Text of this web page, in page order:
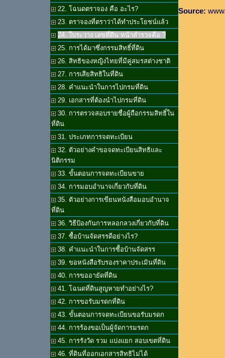
22. โฉนดตราจอง คือ อะไร?
23. ตราจองที่ตราว่าได้ทำประโยชน์แล้ว
24. ใบระวาง เลขที่ดิน หน้าสำรวจคือ ?
25. การได้มาซึ่งกรรมสิทธิ์ที่ดิน
26. สิทธิของหญิงไทยที่มีคู่สมรสต่างชาติ
27. การเสียสิทธิในที่ดิน
28. คำแนะนำในการไปกรมที่ดิน
29. เอกสารที่ต้องนำไปกรมที่ดิน
30. การตรวจสอบรายชื่อผู้ถือกรรมสิทธิ์ใน
ที่ดิน
31. ประเภทการจดทะเบียน
32. ตัวอย่างคำขอจดทะเบียนสิทธิและ
นิติกรรม
33. ขั้นตอนการจดทะเบียนขาย
34. การมอบอำนาจเกี่ยวกับที่ดิน
35. ตัวอย่างการเขียนหนังสือมอบอำนาจ
ที่ดิน
36. วิธีป้องกันการหลอกลวงเกี่ยวกับที่ดิน
37. ซื้อบ้านจัดสรรดีอย่างไร?
38. คำแนะนำในการซื้อบ้านจัดสรร
39. ขอหนังสือรับรองราคาประเมินที่ดิน
40. การขออายัดที่ดิน
41. โฉนดที่ดินสูญหายทำอย่างไร?
42. การขอรับมรดกที่ดิน
43. ขั้นตอนการจดทะเบียนขอรับมรดก
44. การร้องขอเป็นผู้จัดการมรดก
45. การรังวัด รวม แบ่งแยก สอบเขตที่ดิน
46. ที่ดินที่ออกเอกสารสิทธิไม่ได้
Source: